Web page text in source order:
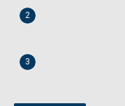
2
3